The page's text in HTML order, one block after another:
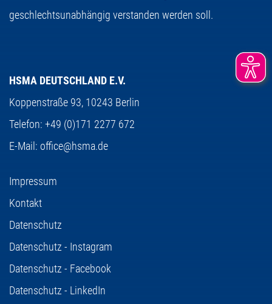
geschlechtsunabhängig verstanden werden soll.
HSMA DEUTSCHLAND E.V.
Koppenstraße 93, 10243 Berlin
Telefon: +49 (0)171 2277 672
E-Mail: office@hsma.de
Impressum
Kontakt
Datenschutz
Datenschutz - Instagram
Datenschutz - Facebook
Datenschutz - LinkedIn